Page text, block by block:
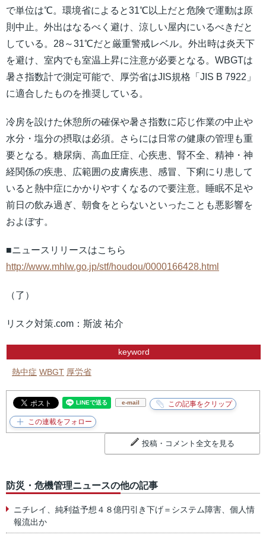
で単位は℃。環境省によると31℃以上だと危険で運動は原
則中止。外出はなるべく避け、涼しい屋内にいるべきだと
している。28～31℃だと厳重警戒レベル。外出時は炎天下
を避け、室内でも室温上昇に注意が必要となる。WBGTは
暑さ指数計で測定可能で、厚労省はJIS規格「JIS B 7922」
に適合したものを推奨している。
冷房を設けた休憩所の確保や暑さ指数に応じ作業の中止や
水分・塩分の摂取は必須。さらには日常の健康の管理も重
要となる。糖尿病、高血圧症、心疾患、腎不全、精神・神
経関係の疾患、広範囲の皮膚疾患、感冒、下痢にり患して
いると熱中症にかかりやすくなるので要注意。睡眠不足や
前日の飲み過ぎ、朝食をとらないといったことも悪影響を
およぼす。
■ニュースリリースはこちら
http://www.mhlw.go.jp/stf/houdou/0000166428.html
（了）
リスク対策.com：斯波 祐介
keyword
熱中症 WBGT 厚労省
e-mail
投稿・コメント全文を見る
防災・危機管理ニュースの他の記事
ニチレイ、純利益予想４８億円引き下げ＝システム障害、個人情
報流出か